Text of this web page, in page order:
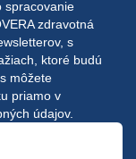
spracovanie
zdravotná
s
ktoré budú
môžete
priamo v
údajov.